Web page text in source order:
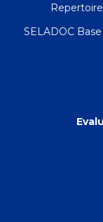
SELADOC